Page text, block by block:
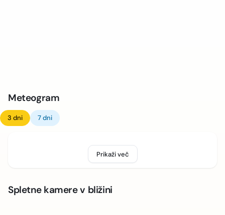
Meteogram
3 dni 7 dni
Prikaži več
Spletne kamere v bližini